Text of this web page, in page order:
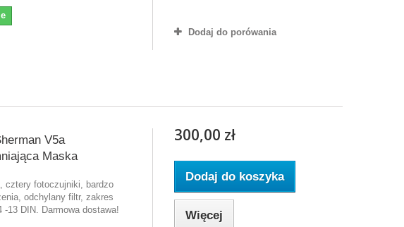
Dodaj do porówania
V5a
Maska
cztery fotoczujniki, bardzo
odchylany filtr, zakres
-13 DIN. Darmowa dostawa!
300,00 zł
Dodaj do koszyka
Więcej